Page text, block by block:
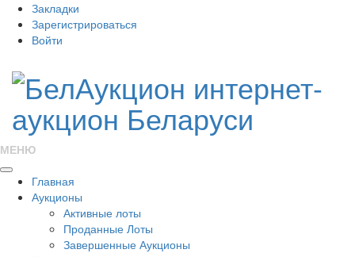
Закладки
Зарегистрироваться
Войти
МЕНЮ
Главная
Аукционы
Активные лоты
Проданные Лоты
Завершенные Аукционы